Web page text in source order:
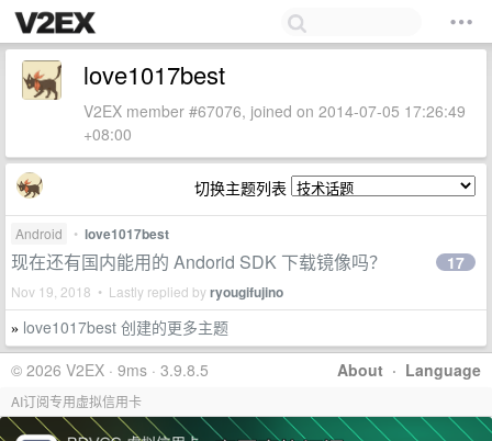
love1017best
V2EX member #67076, joined on 2014-07-05 17:26:49
+08:00
切换主题列表
Android • love1017best
现在还有国内能用的 Andorid SDK 下载镜像吗？
Nov 19, 2018 • Lastly replied byryougifujino
17
» love1017best 创建的更多主题
About · Language
© 2026 V2EX · 9ms · 3.9.8.5
AI订阅专用虚拟信用卡